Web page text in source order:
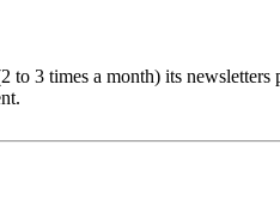
3 times a month) its